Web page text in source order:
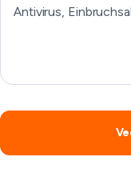
Antivirus,